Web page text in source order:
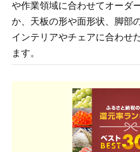
や作業領域に合わせてオーダ
か、天板の形や面形状、脚部
インテリアやチェアに合わせ
ます。